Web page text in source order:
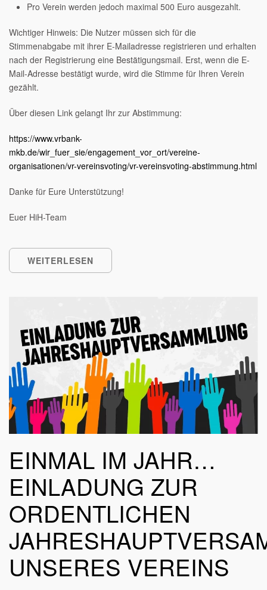
Pro Verein werden jedoch maximal 500 Euro ausgezahlt.
Wichtiger Hinweis: Die Nutzer müssen sich für die
Stimmenabgabe mit ihrer E-Mailadresse registrieren und erhalten
nach der Registrierung eine Bestätigungsmail. Erst, wenn die E-
Mail-Adresse bestätigt wurde, wird die Stimme für Ihren Verein
gezählt.
Über diesen Link gelangt Ihr zur Abstimmung:
https://www.vrbank-
mkb.de/wir_fuer_sie/engagement_vor_ort/vereine-
organisationen/vr-vereinsvoting/vr-vereinsvoting-abstimmung.html
Danke für Eure Unterstützung!
Euer HiH-Team
WEITERLESEN
EINMAL IM JAHR…
EINLADUNG ZUR
ORDENTLICHEN
UNSERES VEREINS